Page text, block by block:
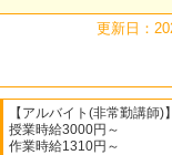
更新日：
【アルバイト(非常勤講師)】
授業時給3000円～
作業時給1310円～